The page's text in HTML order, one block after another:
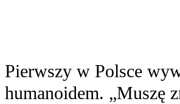
Pierwszy w Polsce
humanoidem. „Muszę